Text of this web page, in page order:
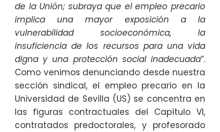
de la Unión; subraya que el empleo precario
implica una mayor exposición a la
vulnerabilidad socioeconómica, la
insuficiencia de los recursos para una vida
digna y una protección social inadecuada”.
Como venimos denunciando desde nuestra
sección sindical, el empleo precario en la
Universidad de Sevilla (US) se concentra en
las figuras contractuales del Capítulo VI,
contratados predoctorales, y profesorado